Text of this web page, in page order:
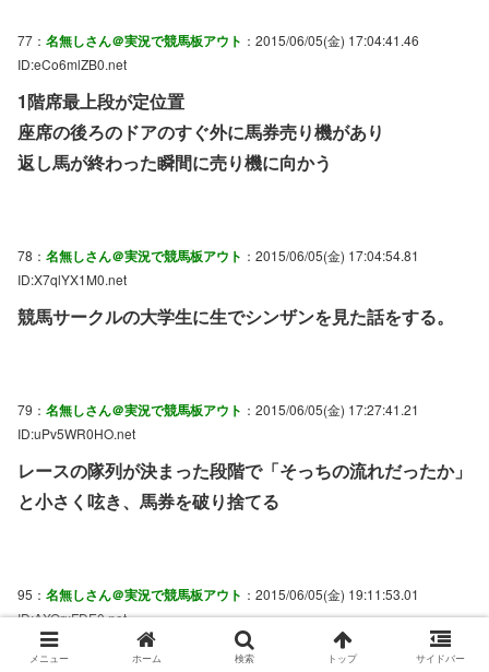
77： 名無しさん＠実況で競馬板アウト ：2015/06/05(金) 17:04:41.46
ID:eCo6mlZB0.net
1階席最上段が定位置
座席の後ろのドアのすぐ外に馬券売り機があり
返し馬が終わった瞬間に売り機に向かう
78： 名無しさん＠実況で競馬板アウト ：2015/06/05(金) 17:04:54.81
ID:X7qlYX1M0.net
競馬サークルの大学生に生でシンザンを見た話をする。
79： 名無しさん＠実況で競馬板アウト ：2015/06/05(金) 17:27:41.21
ID:uPv5WR0HO.net
レースの隊列が決まった段階で「そっちの流れだったか」
と小さく呟き、馬券を破り捨てる
95： 名無しさん＠実況で競馬板アウト ：2015/06/05(金) 19:11:53.01
ID:AXQrxFDE0.net
>>1とか は通でもなんでもなくて厨二
メニュー ホーム 検索 トップ サイドバー